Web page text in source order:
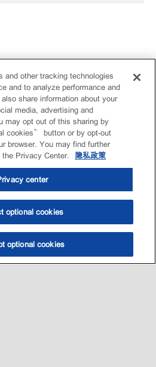
选油助手 查找门店
and other tracking technologies
and to analyze performance and
share information about your
media, advertising and
may opt out of this sharing by
cookies” button or by opt-out
browser. You may find further
Privacy Center.
隐私政策
center
optional cookies
optional cookies